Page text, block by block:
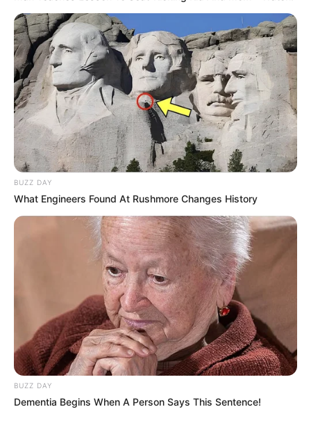
BUZZ DAY
What Engineers Found At Rushmore Changes History
BUZZ DAY
Dementia Begins When A Person Says This Sentence!